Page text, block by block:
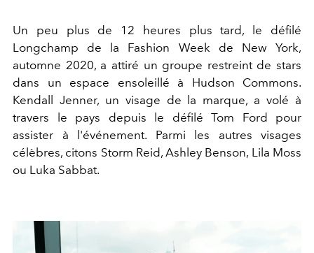
Un peu plus de 12 heures plus tard, le défilé
Longchamp de la Fashion Week de New York,
automne 2020, a attiré un groupe restreint de stars
dans un espace ensoleillé à Hudson Commons.
Kendall Jenner, un visage de la marque, a volé à
travers le pays depuis le défilé Tom Ford pour
assister à l'événement. Parmi les autres visages
célèbres, citons Storm Reid, Ashley Benson, Lila Moss
ou Luka Sabbat.